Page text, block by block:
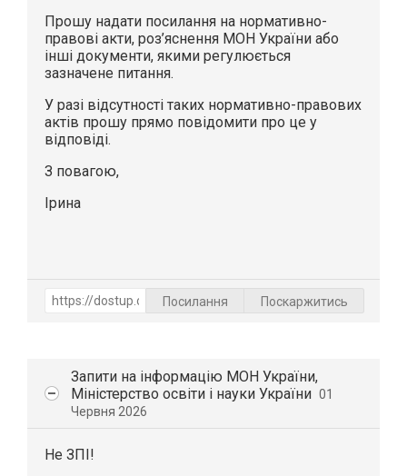
Прошу надати посилання на нормативно-
правові акти, роз’яснення МОН України або
інші документи, якими регулюється
зазначене питання.
У разі відсутності таких нормативно-правових
актів прошу прямо повідомити про це у
відповіді.
З повагою,
Ірина
Посилання Поскаржитись
Запити на iнформацiю МОН України,
Міністерство освіти і науки України 01
Червня 2026
Не ЗПІ!